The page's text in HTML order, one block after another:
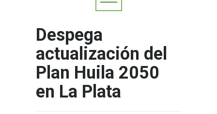
Despega
actualización del
Plan Huila 2050
en La Plata